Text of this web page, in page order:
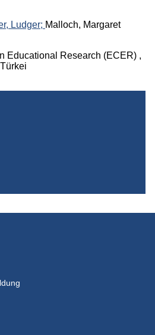
Vorträge
Ludger; Malloch, Margaret
Educational Research (ECER) ,